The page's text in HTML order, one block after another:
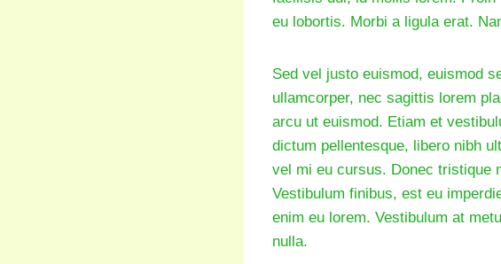
eu lobortis. Morbi a ligula erat.
Sed vel justo euismod, euismod
ullamcorper, nec sagittis lorem
arcu ut euismod. Etiam et
dictum pellentesque, libero nibh
vel mi eu cursus. Donec tristique
Vestibulum finibus, est eu
enim eu lorem. Vestibulum at
nulla.